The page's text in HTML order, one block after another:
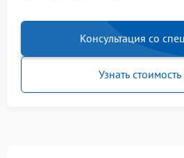
Консультация со
Узнать